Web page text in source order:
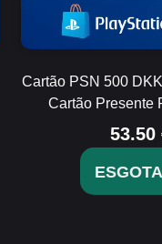
Cartão PSN 500
Cartão Presente
53.50